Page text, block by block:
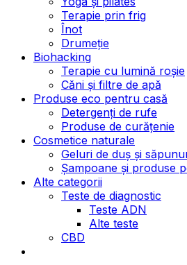
Terapie prin frig
Înot
Drumeție
Biohacking
Terapie cu lumină roșie
Căni și filtre de apă
Produse eco pentru casă
Detergenți de rufe
Produse de curățenie
Cosmetice naturale
Geluri de duș și
Șampoane și produse
Alte categorii
Teste de diagnostic
Teste ADN
Alte teste
CBD